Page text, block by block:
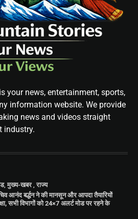
your news, entertainment, sports,
information website. We provide
news and videos straight
industry.
,मुख्य-खबर ,राज्य
आनंद बर्द्धन ने की मानसून और आपदा तैयारियों
सभी विभागों को 24×7 अलर्ट मोड पर रहने के